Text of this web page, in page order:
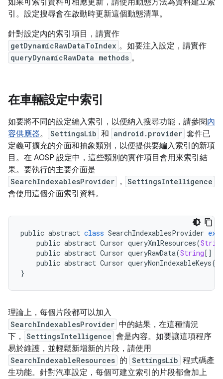
如果可索引資料可相應更新，請使用動態方法為資料建立索
引。設定搜尋會在啟動時更新這個動態清單。
針對設定內的索引項目，請實作
getDynamicRawDataToIndex 。如要注入設定，請實作
queryDynamicRawData methods 。
在車輛設定中索引
如要將不同的設定編入索引，以便納入搜尋功能，請參閱內
容供應器。 SettingsLib 和 android.provider 套件已
定義可擴充的介面和抽象類別，以便提供要編入索引的新項
目。在 AOSP 設定中，這些類別的實作項目會用來索引結
果。要執行的主要介面是
SearchIndexablesProvider ， SettingsIntelligence
會使用這個介面索引資料。
public abstract class SearchIndexablesProvider
public abstract Cursor queryXmlResources(
public abstract Cursor queryRawData(String[]
public abstract Cursor queryNonIndexableKeys(
}
理論上，每個片段都可以加入
SearchIndexablesProvider 中的結果，在這種情況
下，
SettingsIntelligence 會是內容。如要讓這項程序
易於維護，並輕鬆新增新的片段，請使用
SearchIndexableResources 的 SettingsLib 程式碼產
生功能。針對汽車設定，每個可建立索引的片段都會加上